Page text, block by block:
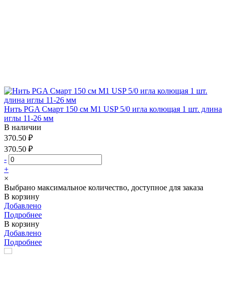
Нить PGA Смарт 150 см М1 USP 5/0 игла колющая 1 шт. длина
иглы 11-26 мм
В наличии
370.50 ₽
370.50 ₽
-
+
×
Выбрано максимальное количество, доступное для заказа
В корзину
Добавлено
Подробнее
В корзину
Добавлено
Подробнее